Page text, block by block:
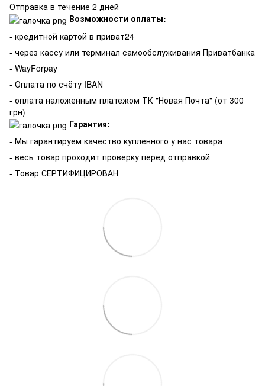
Отправка в течение 2 дней
Возможности оплаты:
- кредитной картой в приват24
- через кассу или терминал самообслуживания Приватбанка
- WayForpay
- Оплата по счёту IBAN
- оплата наложенным платежом ТК "Новая Почта" (от 300
грн)
Гарантия:
- Мы гарантируем качество купленного у нас товара
- весь товар проходит проверку перед отправкой
- Товар СЕРТИФИЦИРОВАН